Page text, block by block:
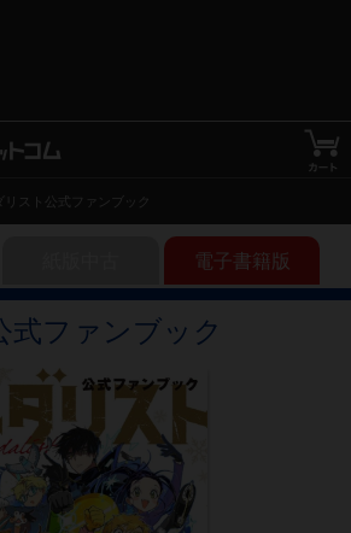
リスト公式ファンブック
電子書籍版
式ファンブック